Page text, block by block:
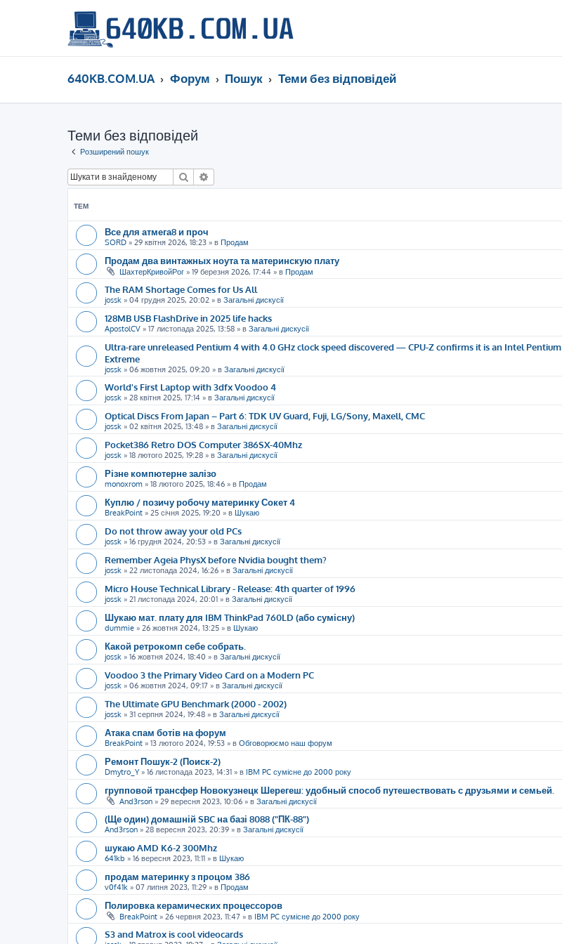
640KB.COM.UA Форум Пошук Теми без відповідей
Теми без відповідей
Розширений пошук
Пошук
ТЕМ
Все для атмега8 и проч
SORD » 29 квітня 2026, 18:23 » в Продам
Продам два винтажных ноута та материнскую плату
ШахтерКривойРог » 19 березня 2026, 17:44 » в Продам
The RAM Shortage Comes for Us All
jossk » 04 грудня 2025, 20:02 » в Загальні дискусії
128MB USB FlashDrive in 2025 life hacks
ApostolCV » 17 листопада 2025, 13:58 » в Загальні дискусії
Ultra-rare unreleased Pentium 4 with 4.0 GHz clock speed discovered — CPU-Z confirms it is an Intel Pentium
Extreme
jossk » 06 жовтня 2025, 09:20 » в Загальні дискусії
World's First Laptop with 3dfx Voodoo 4
jossk » 28 квітня 2025, 17:14 » в Загальні дискусії
Optical Discs From Japan – Part 6: TDK UV Guard, Fuji, LG/Sony, Maxell, CMC
jossk » 02 квітня 2025, 13:48 » в Загальні дискусії
Pocket386 Retro DOS Computer 386SX-40Mhz
jossk » 18 лютого 2025, 19:28 » в Загальні дискусії
Різне компютерне залізо
monoxrom » 18 лютого 2025, 18:46 » в Продам
Куплю / позичу робочу материнку Сокет 4
BreakPoint » 25 січня 2025, 19:20 » в Шукаю
Do not throw away your old PCs
jossk » 16 грудня 2024, 20:53 » в Загальні дискусії
Remember Ageia PhysX before Nvidia bought them?
jossk » 22 листопада 2024, 16:26 » в Загальні дискусії
Micro House Technical Library - Release: 4th quarter of 1996
jossk » 21 листопада 2024, 20:01 » в Загальні дискусії
Шукаю мат. плату для IBM ThinkPad 760LD (або сумісну)
dummie » 26 жовтня 2024, 13:25 » в Шукаю
Какой ретрокомп себе собрать.
jossk » 16 жовтня 2024, 18:40 » в Загальні дискусії
Voodoo 3 the Primary Video Card on a Modern PC
jossk » 06 жовтня 2024, 09:17 » в Загальні дискусії
The Ultimate GPU Benchmark (2000 - 2002)
jossk » 31 серпня 2024, 19:48 » в Загальні дискусії
Атака спам ботів на форум
BreakPoint » 13 лютого 2024, 19:53 » в Обговорюємо наш форум
Ремонт Пошук-2 (Поиск-2)
Dmytro_Y» 16 листопада 2023, 14:31 » в IBM PC сумісне до 2000 року
групповой трансфер Новокузнецк Шерегеш: удобный способ путешествовать с друзьями и семьей.
And3rson » 29 вересня 2023, 10:06 » в Загальні дискусії
(Ще один) домашній SBC на базі 8088 ("ПК-88")
And3rson » 28 вересня 2023, 20:39 » в Загальні дискусії
шукаю AMD K6-2 300Mhz
641kb » 16 вересня 2023, 11:11 » в Шукаю
продам материнку з процом 386
v0f41k » 07 липня 2023, 11:29 » в Продам
Полировка керамических процессоров
BreakPoint » 26 червня 2023, 11:47 » в IBM PC сумісне до 2000 року
S3 and Matrox is cool videocards